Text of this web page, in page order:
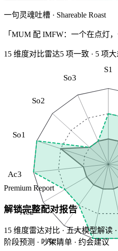
一句灵魂吐槽 · Shareable Roast
「MUM 配 IMFW：一个在点灯
15 维度对比雷达5 项一致 · 5 项
S1
Ac1
Ac2
Ac3
So1
So2
So3
Premium Report
解锁完整配对报告
15 维度雷达对比 · 五大模型解读
阶段预测 · 吵架清单 · 约会建议